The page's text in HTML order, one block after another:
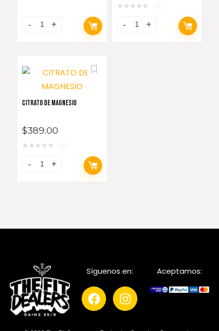
★★★★★
CITRATO DE MAGNESIO
$389.00
★★★★★
Síguenos en: Aceptamos: